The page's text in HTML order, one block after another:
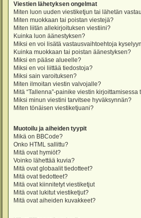
Viestien lähetyksen ongelmat
Miten luon uuden viestiketjun tai lähetän
Miten muokkaan tai poistan viestejä?
Miten liitän allekirjoituksen viestiini?
Kuinka luon äänestyksen?
Miksi en voi lisätä vastausvaihtoehtoja
Kuinka muokkaan tai poistan äänestyksen?
Miksi en pääse alueelle?
Miksi en voi liittää tiedostoja?
Miksi sain varoituksen?
Miten ilmoitan viestin valvojalle?
Mitä “Tallenna”-painike viestin kirjoittamisessa
Miksi minun viestini tarvitsee hyväksynnän?
Miten tönäisen viestiketjuani?
Muotoilu ja aiheiden tyypit
Mikä on BBCode?
Onko HTML sallittu?
Mitä ovat hymiöt?
Voinko lähettää kuvia?
Mitä ovat globaalit tiedotteet?
Mitä ovat tiedotteet?
Mitä ovat kiinnitetyt viestiketjut
Mitä ovat lukitut viestiketjut?
Mitä ovat aiheiden kuvakkeet?